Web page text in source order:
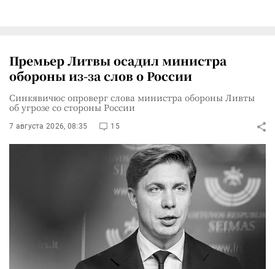
Премьер Литвы осадил министра
обороны из-за слов о России
Синкявичюс опроверг слова министра обороны Ливты
об угрозе со стороны России
7 августа 2026, 08:35 15